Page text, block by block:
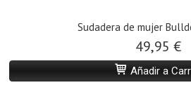
Sudadera de mujer
49,95 €
Añadir a